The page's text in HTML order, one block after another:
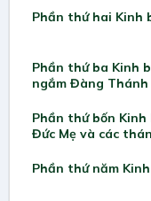
Phần thứ hai Kinh
Phần thứ ba Kinh
ngắm Đàng Thánh
Phần thứ bốn
Đức Mẹ và các
Phần thứ năm